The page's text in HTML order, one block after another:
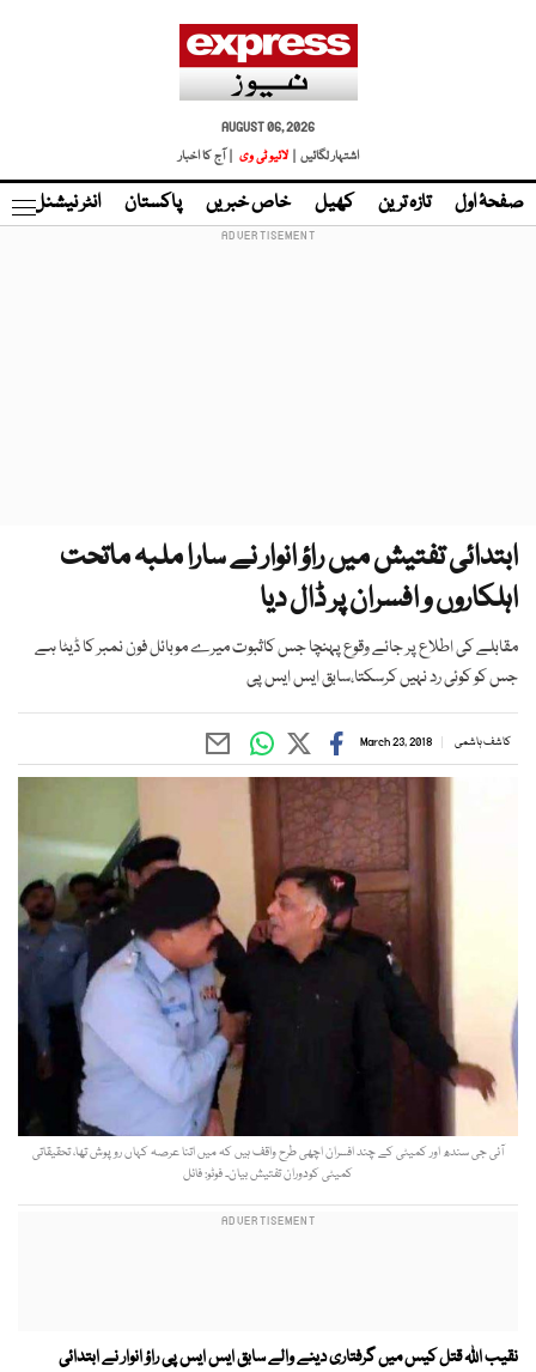
AUGUST 06, 2026
اشتہار لگائیں |
لائیو ٹی وی | آج کا اخبار
صفحۂ اول تازہ ترین کھیل خاص خبریں پاکستان انٹر نیشنل
ابتدائی تفتیش میں راؤ انوار نے سارا ملبہ ماتحت
اہلکاروں و افسران پر ڈال دیا
مقابلے کی اطلاع پر جائے وقوع پہنچا جس کاثبوت میرے موبائل فون نمبر کا ڈیٹا ہے
جس کو کوئی رد نہیں کرسکتا،سابق ایس ایس پی
کاشف ہاشمی March 23, 2018
آئی جی سندھ اور کمیٹی کے چند افسران اچھی طرح واقف ہیں کہ میں اتنا عرصہ کہاں روپوش تھا، تحقیقاتی
کمیٹی کودوران تفتیش بیان۔ فوٹو: فائل
نقیب اللہ قتل کیس میں گرفتاری دینے والے سابق ایس ایس پی راؤ انوار نے ابتدائی